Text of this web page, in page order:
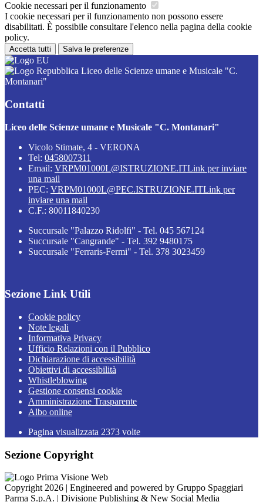
Cookie necessari per il funzionamento
I cookie necessari per il funzionamento non possono essere
disabilitati. È possibile consultare l'elenco nella pagina della cookie
policy.
Accetta tutti Salva le preferenze
Liceo delle Scienze umane e Musicale "C.
Montanari"
Contatti
Liceo delle Scienze umane e Musicale "C. Montanari"
Vicolo Stimate, 4 - VERONA
Tel: 0458007311
Email: VRPM01000L@ISTRUZIONE.ITLink per inviare
una mail
PEC: VRPM01000L@PEC.ISTRUZIONE.ITLink per
inviare una mail
C.F.: 80011840230
Succursale "Palazzo Ridolfi" - Tel. 045 567124
Succursale "Cangrande" - Tel. 392 9480175
Succursale "Ferraris-Fermi" - Tel. 378 3023459
Sezione Link Utili
Cookie policy
Note legali
Informativa Privacy
Ufficio Relazioni con il Pubblico
Dichiarazione di accessibilità
Obiettivi di accessibilità
Whistleblowing
Gestione consensi cookie
Amministrazione Trasparente
Albo online
Pagina visualizzata 2373 volte
Sezione Copyright
Copyright 2026 | Engineered and powered by Gruppo Spaggiari
Parma S.p.A. | Divisione Publishing & New Social Media